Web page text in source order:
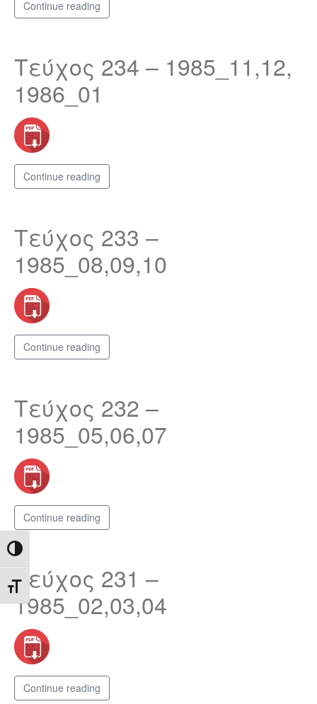
Toggle High Contrast
Toggle Font size
Continue reading
Τεύχος 234 – 1985_11,12,
1986_01
Continue reading
Τεύχος 233 –
1985_08,09,10
Continue reading
Τεύχος 232 –
1985_05,06,07
Continue reading
Τεύχος 231 –
1985_02,03,04
Continue reading